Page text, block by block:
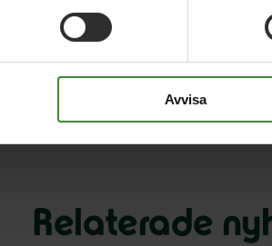
Avvisa
Relaterade